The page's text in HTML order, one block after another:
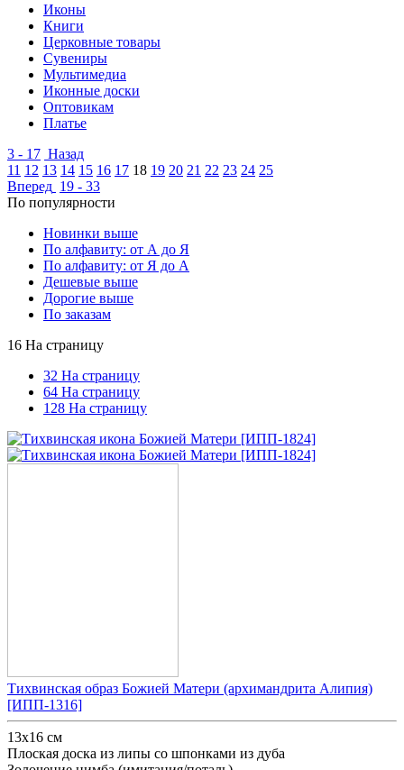
Иконы
Книги
Церковные товары
Сувениры
Мультимедиа
Иконные доски
Оптовикам
Платье
3 - 17 Назад
11 12 13 14 15 16 17 18 19 20 21 22 23 24 25
Вперед 19 - 33
По популярности
Новинки выше
По алфавиту: от А до Я
По алфавиту: от Я до А
Дешевые выше
Дорогие выше
По заказам
16 На страницу
32 На страницу
64 На страницу
128 На страницу
Тихвинская образ Божией Матери (архимандрита Алипия)
[ИПП-1316]
13x16 см
Плоская доска из липы со шпонками из дуба